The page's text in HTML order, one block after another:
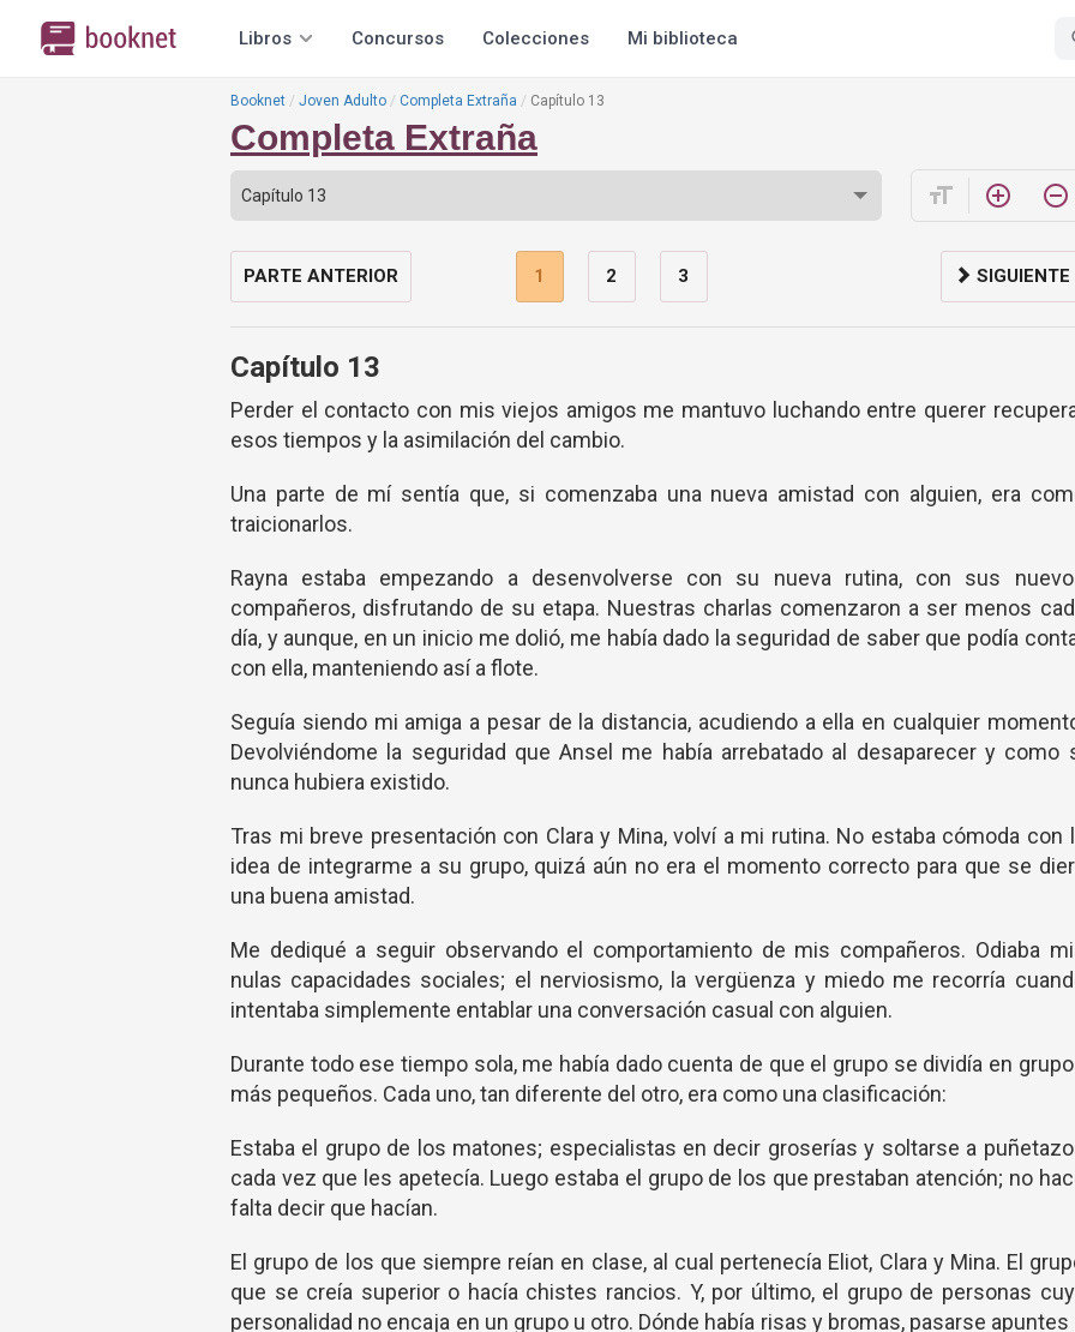
Libros Concursos Colecciones Mi biblioteca
Booknet Joven Adulto Completa Extraña Capítulo 13
Completa Extraña
format_size add_circle_outline remove_circle_outline
PARTE ANTERIOR 1 2 3 SIGUIENTE
Capítulo 13
Perder el contacto con mis viejos amigos me mantuvo luchando entre querer
esos tiempos y la asimilación del cambio.
Una parte de mí sentía que, si comenzaba una nueva amistad con alguien, era
traicionarlos.
Rayna estaba empezando a desenvolverse con su nueva rutina, con sus
compañeros, disfrutando de su etapa. Nuestras charlas comenzaron a ser menos
día, y aunque, en un inicio me dolió, me había dado la seguridad de saber que podía
con ella, manteniendo así a flote.
Seguía siendo mi amiga a pesar de la distancia, acudiendo a ella en cualquier
Devolviéndome la seguridad que Ansel me había arrebatado al desaparecer y como
nunca hubiera existido.
Tras mi breve presentación con Clara y Mina, volví a mi rutina. No estaba cómoda con
idea de integrarme a su grupo, quizá aún no era el momento correcto para que se
una buena amistad.
Me dediqué a seguir observando el comportamiento de mis compañeros. Odiaba
nulas capacidades sociales; el nerviosismo, la vergüenza y miedo me recorría
intentaba simplemente entablar una conversación casual con alguien.
Durante todo ese tiempo sola, me había dado cuenta de que el grupo se dividía en
más pequeños. Cada uno, tan diferente del otro, era como una clasificación:
Estaba el grupo de los matones; especialistas en decir groserías y soltarse a
cada vez que les apetecía. Luego estaba el grupo de los que prestaban atención; no
falta decir que hacían.
El grupo de los que siempre reían en clase, al cual pertenecía Eliot, Clara y Mina. El
que se creía superior o hacía chistes rancios. Y, por último, el grupo de personas
personalidad no encaja en un grupo u otro. Dónde había risas y bromas, pasarse apuntes